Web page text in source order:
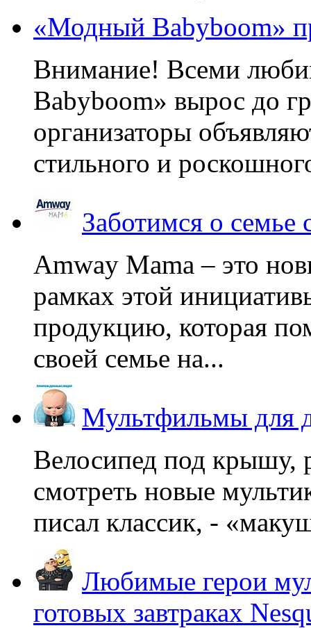
«Модный Babyboom»
Внимание! Всеми
Babyboom» вырос до
организаторы
стильного и
Заботимся о
Amway Mama – это
рамках этой
продукцию, которая
своей семье на...
Мультфильмы для
Велосипед под крышу,
смотреть новые
писал классик, -
Любимые герои
готовых завтраках